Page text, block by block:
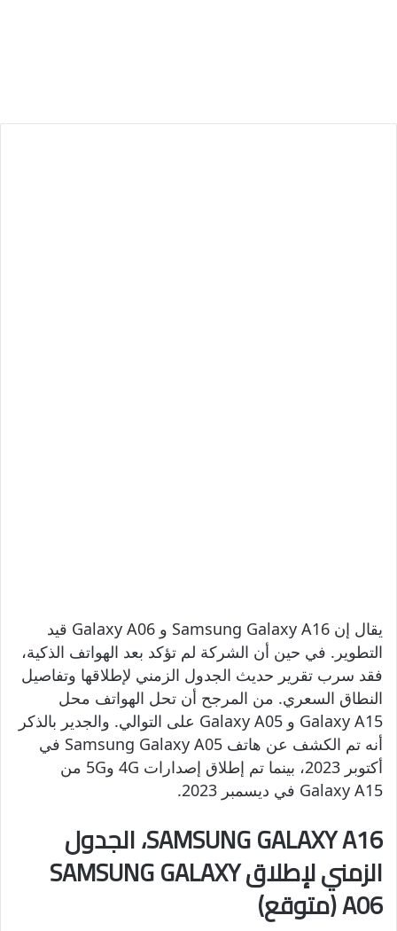
يقال إن Samsung Galaxy A16 و Galaxy A06 قيد
التطوير. في حين أن الشركة لم تؤكد بعد الهواتف الذكية،
فقد سرب تقرير حديث الجدول الزمني لإطلاقها وتفاصيل
النطاق السعري. من المرجح أن تحل الهواتف محل
Galaxy A15 و Galaxy A05 على التوالي. والجدير بالذكر
أنه تم الكشف عن هاتف Samsung Galaxy A05 في
أكتوبر 2023، بينما تم إطلاق إصدارات 4G و5G من
Galaxy A15 في ديسمبر 2023.
SAMSUNG GALAXY A16، الجدول
الزمني لإطلاق SAMSUNG GALAXY
A06 (متوقع)